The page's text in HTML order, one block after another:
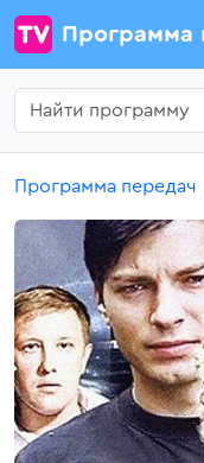
Программа
Программа передач